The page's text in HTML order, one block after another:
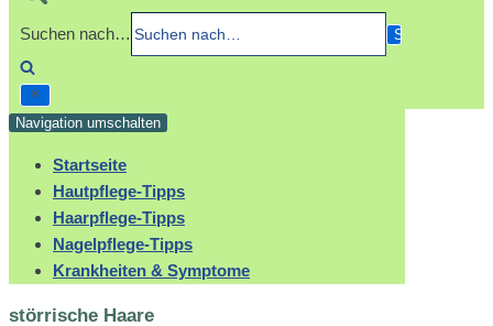
Suchen nach…
Navigation umschalten
Startseite
Hautpflege-Tipps
Haarpflege-Tipps
Nagelpflege-Tipps
Krankheiten & Symptome
störrische Haare